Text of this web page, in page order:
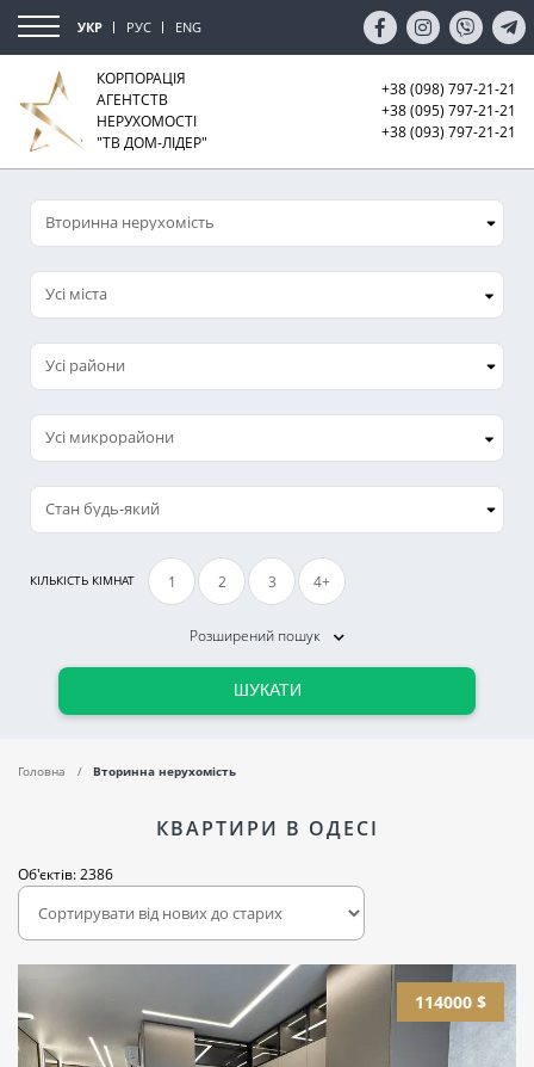
УКР РУС ENG
КОРПОРАЦІЯ
АГЕНТСТВ
НЕРУХОМОСТІ
"ТВ ДОМ-ЛІДЕР"
+38 (098) 797-21-21
+38 (095) 797-21-21
+38 (093) 797-21-21
Усі міста
Усі микрорайони
КІЛЬКІСТЬ КІМНАТ 1 2 3 4+
Розширений пошук
ШУКАТИ
Головна Вторинна нерухомість
КВАРТИРИ В ОДЕСІ
Об'єктів: 2386
114000 $